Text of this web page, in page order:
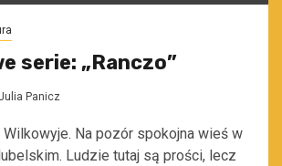
serie: „Ranczo”
Panicz
Wilkowyje. Na pozór spokojna wieś w
Ludzie tutaj są prości, lecz